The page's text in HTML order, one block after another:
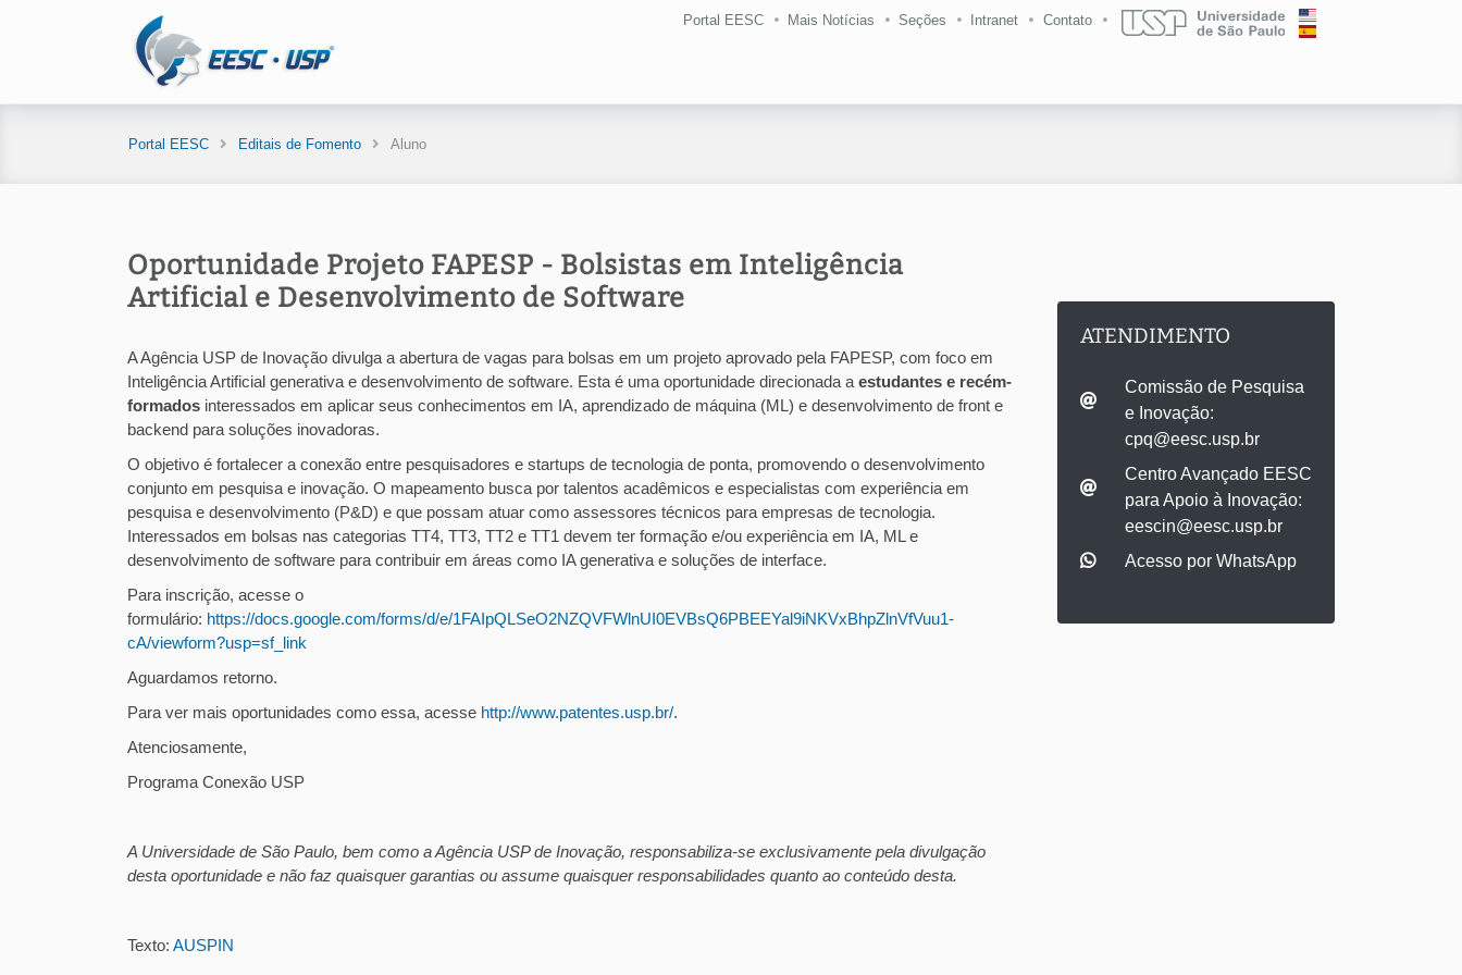
Portal EESC Mais Notícias Seções Intranet Contato
Portal EESC Editais de Fomento Aluno
ATENDIMENTO
Comissão de Pesquisa
e Inovação:
cpq@eesc.usp.br
Centro Avançado EESC
para Apoio à Inovação:
eescin@eesc.usp.br
Acesso por WhatsApp
Oportunidade Projeto FAPESP - Bolsistas em Inteligência
Artificial e Desenvolvimento de Software
A Agência USP de Inovação divulga a abertura de vagas para bolsas em um projeto aprovado pela FAPESP, com foco em
Inteligência Artificial generativa e desenvolvimento de software. Esta é uma oportunidade direcionada a estudantes e recém-
formados interessados em aplicar seus conhecimentos em IA, aprendizado de máquina (ML) e desenvolvimento de front e
backend para soluções inovadoras.
O objetivo é fortalecer a conexão entre pesquisadores e startups de tecnologia de ponta, promovendo o desenvolvimento
conjunto em pesquisa e inovação. O mapeamento busca por talentos acadêmicos e especialistas com experiência em
pesquisa e desenvolvimento (P&D) e que possam atuar como assessores técnicos para empresas de tecnologia.
Interessados em bolsas nas categorias TT4, TT3, TT2 e TT1 devem ter formação e/ou experiência em IA, ML e
desenvolvimento de software para contribuir em áreas como IA generativa e soluções de interface.
Para inscrição, acesse o
formulário: https://docs.google.com/forms/d/e/1FAIpQLSeO2NZQVFWlnUI0EVBsQ6PBEEYal9iNKVxBhpZlnVfVuu1-
cA/viewform?usp=sf_link
Aguardamos retorno.
Para ver mais oportunidades como essa, acesse http://www.patentes.usp.br/.
Atenciosamente,
Programa Conexão USP
A Universidade de São Paulo, bem como a Agência USP de Inovação, responsabiliza-se exclusivamente pela divulgação
desta oportunidade e não faz quaisquer garantias ou assume quaisquer responsabilidades quanto ao conteúdo desta.
Texto: AUSPIN